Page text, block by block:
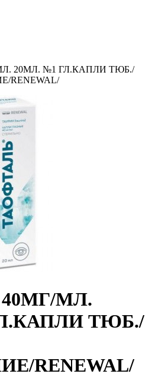
20МЛ. №1 ГЛ.КАПЛИ ТЮБ./
RENEWAL/
МЛ.
ТЮБ./
RENEWAL/